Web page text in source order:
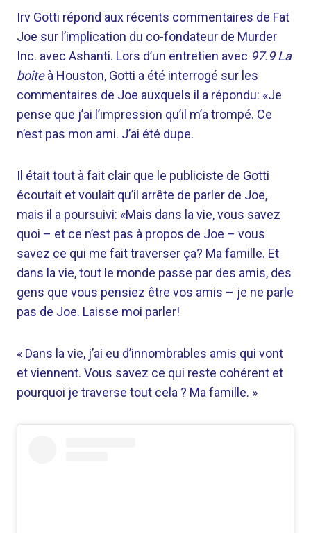
Irv Gotti répond aux récents commentaires de Fat
Joe sur l’implication du co-fondateur de Murder
Inc. avec Ashanti. Lors d’un entretien avec 97.9 La
boîteà Houston, Gotti a été interrogé sur les
commentaires de Joe auxquels il a répondu: «Je
pense que j’ai l’impression qu’il m’a trompé. Ce
n’est pas mon ami. J’ai été dupe.
Il était tout à fait clair que le publiciste de Gotti
écoutait et voulait qu’il arrête de parler de Joe,
mais il a poursuivi: «Mais dans la vie, vous savez
quoi – et ce n’est pas à propos de Joe – vous
savez ce qui me fait traverser ça? Ma famille. Et
dans la vie, tout le monde passe par des amis, des
gens que vous pensiez être vos amis – je ne parle
pas de Joe. Laisse moi parler!
« Dans la vie, j’ai eu d’innombrables amis qui vont
et viennent. Vous savez ce qui reste cohérent et
pourquoi je traverse tout cela ? Ma famille. »